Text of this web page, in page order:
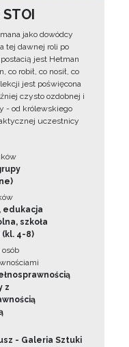
STOI
jako dowódcy
tej dawnej roli po
jest Hetman
co robił, co nosił, co
jest poświęcona
czysto ozdobnej i
- od królewskiego
uczestnicy
edukacja
szkoła
4-8)
z
- Galeria Sztuki